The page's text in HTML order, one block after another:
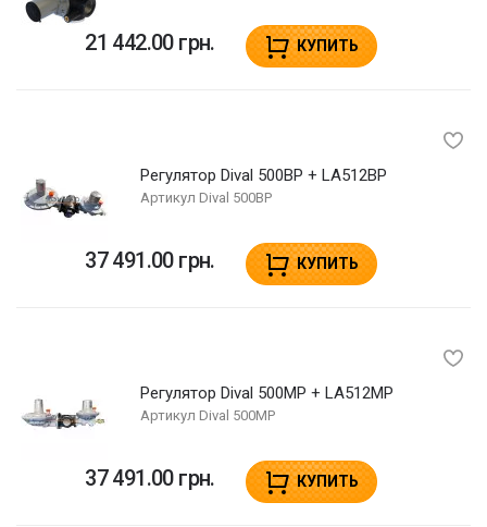
21 442.00 грн. КУПИТЬ
Регулятор Dival 500BP + LA512BP
Артикул Dival 500BP
37 491.00 грн. КУПИТЬ
Регулятор Dival 500MP + LA512MP
Артикул Dival 500MP
37 491.00 грн. КУПИТЬ